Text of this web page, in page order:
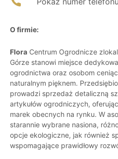
O firmie:
Flora Centrum Ogrodnicze
Górze stanowi miejsce
ogrodnictwa oraz osobom
naturalnym pięknem.
prowadzi sprzedaż detaliczną
artykułów ogrodniczych,
marek obecnych na rynku. W
starannie wybrane nasiona,
opcje ekologiczne, jak również
wspomagające prawidłowy